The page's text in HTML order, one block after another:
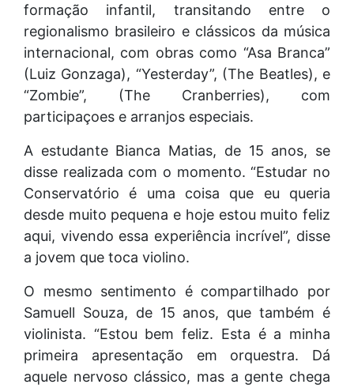
formação infantil, transitando entre o
regionalismo brasileiro e clássicos da música
internacional, com obras como “Asa Branca”
(Luiz Gonzaga), “Yesterday”, (The Beatles), e
“Zombie”, (The Cranberries), com
participaçoes e arranjos especiais.
A estudante Bianca Matias, de 15 anos, se
disse realizada com o momento. “Estudar no
Conservatório é uma coisa que eu queria
desde muito pequena e hoje estou muito feliz
aqui, vivendo essa experiência incrível”, disse
a jovem que toca violino.
O mesmo sentimento é compartilhado por
Samuell Souza, de 15 anos, que também é
violinista. “Estou bem feliz. Esta é a minha
primeira apresentação em orquestra. Dá
aquele nervoso clássico, mas a gente chega